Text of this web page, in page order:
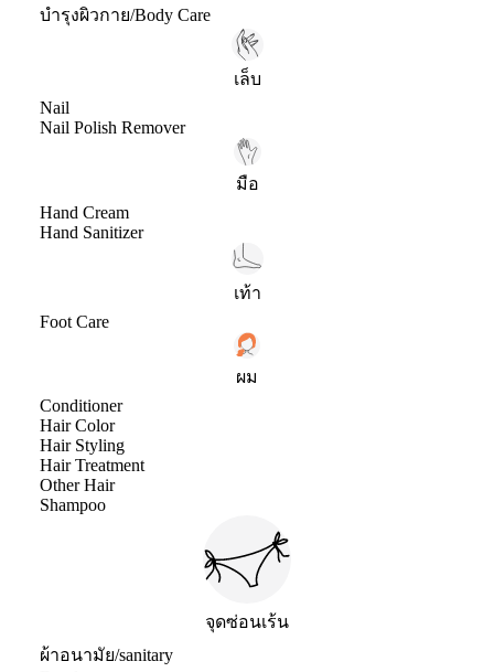
บำรุงผิวกาย/Body Care
เล็บ
Nail
Nail Polish Remover
มือ
Hand Cream
Hand Sanitizer
เท้า
Foot Care
ผม
Conditioner
Hair Color
Hair Styling
Hair Treatment
Other Hair
Shampoo
จุดซ่อนเร้น
ผ้าอนามัย/sanitary